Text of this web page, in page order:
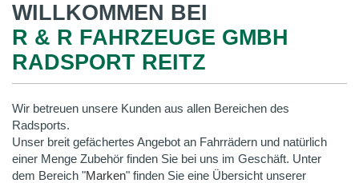
WILLKOMMEN BEI
R & R FAHRZEUGE GMBH
RADSPORT REITZ
Wir betreuen unsere Kunden aus allen Bereichen des
Radsports.
Unser breit gefächertes Angebot an Fahrrädern und natürlich
einer Menge Zubehör finden Sie bei uns im Geschäft. Unter
dem Bereich "Marken" finden Sie eine Übersicht unserer